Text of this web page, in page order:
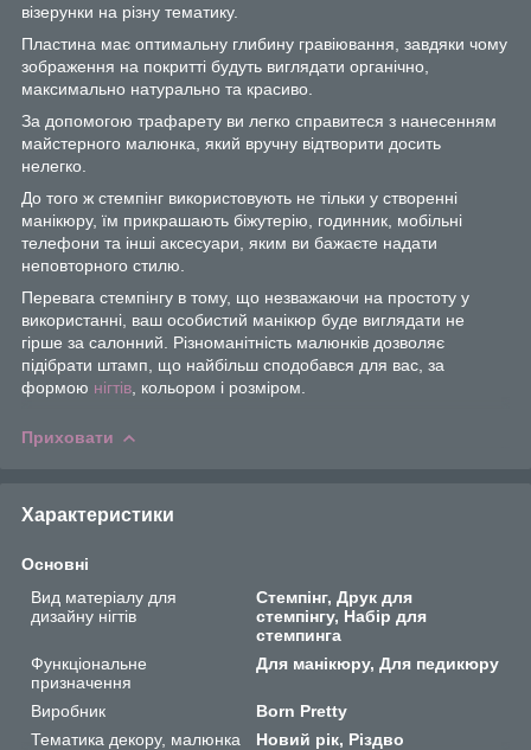
візерунки на різну тематику.
Пластина має оптимальну глибину гравіювання, завдяки чому
зображення на покритті будуть виглядати органічно,
максимально натурально та красиво.
За допомогою трафарету ви легко справитеся з нанесенням
майстерного малюнка, який вручну відтворити досить
нелегко.
До того ж стемпінг використовують не тільки у створенні
манікюру, їм прикрашають біжутерію, годинник, мобільні
телефони та інші аксесуари, яким ви бажаєте надати
неповторного стилю.
Перевага стемпінгу в тому, що незважаючи на простоту у
використанні, ваш особистий манікюр буде виглядати не
гірше за салонний. Різноманітність малюнків дозволяє
підібрати штамп, що найбільш сподобався для вас, за
формою нігтів , кольором і розміром.
Приховати
Характеристики
Основні
Вид матеріалу для
дизайну нігтів
Стемпінг, Друк для
стемпінгу, Набір для
стемпинга
Функціональне
призначення
Для манікюру, Для педикюру
Виробник
Born Pretty
Тематика декору, малюнка
Новий рік, Різдво